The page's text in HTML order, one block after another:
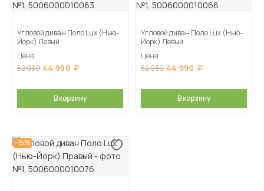
Угловой диван Поло Lux (Нью-
Йорк) Левый
Цена
52 930 44 990
В корзину
Угловой диван Поло Lux (Нью-
Йорк) Левый
Цена
52 930 44 990
В корзину
-15%